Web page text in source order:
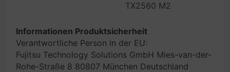
TX2560 M2
Informationen Produktsicherheit
Verantwortliche Person in der EU:
Fujitsu Technology Solutions GmbH Mies-van-der-
Rohe-Straße 8 80807 München Deutschland